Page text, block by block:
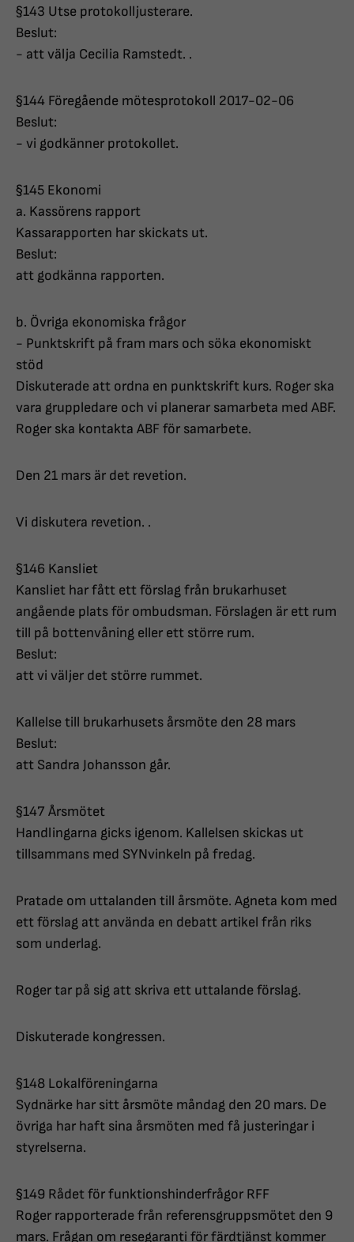
§143 Utse protokolljusterare.
Beslut:
- att välja Cecilia Ramstedt. .
§144 Föregående mötesprotokoll 2017-02-06
Beslut:
- vi godkänner protokollet.
§145 Ekonomi
a. Kassörens rapport
Kassarapporten har skickats ut.
Beslut:
att godkänna rapporten.
b. Övriga ekonomiska frågor
- Punktskrift på fram mars och söka ekonomiskt
stöd
Diskuterade att ordna en punktskrift kurs. Roger ska
vara gruppledare och vi planerar samarbeta med ABF.
Roger ska kontakta ABF för samarbete.
Den 21 mars är det revetion.
Vi diskutera revetion. .
§146 Kansliet
Kansliet har fått ett förslag från brukarhuset
angående plats för ombudsman. Förslagen är ett rum
till på bottenvåning eller ett större rum.
Beslut:
att vi väljer det större rummet.
Kallelse till brukarhusets årsmöte den 28 mars
Beslut:
att Sandra Johansson går.
§147 Årsmötet
Handlingarna gicks igenom. Kallelsen skickas ut
tillsammans med SYNvinkeln på fredag.
Pratade om uttalanden till årsmöte. Agneta kom med
ett förslag att använda en debatt artikel från riks
som underlag.
Roger tar på sig att skriva ett uttalande förslag.
Diskuterade kongressen.
§148 Lokalföreningarna
Sydnärke har sitt årsmöte måndag den 20 mars. De
övriga har haft sina årsmöten med få justeringar i
styrelserna.
§149 Rådet för funktionshinderfrågor RFF
Roger rapporterade från referensgruppsmötet den 9
mars. Frågan om resegaranti för färdtjänst kommer